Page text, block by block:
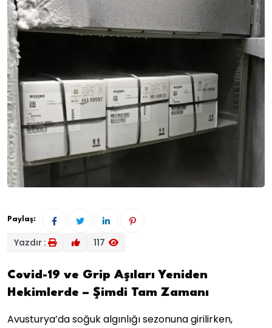
Paylaş:
Yazdır : 117
Covid-19 ve Grip Aşıları Yeniden
Hekimlerde – Şimdi Tam Zamanı
Avusturya’da soğuk algınlığı sezonuna girilirken,